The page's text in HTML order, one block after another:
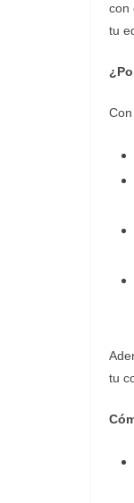
con
tu
Con
tu